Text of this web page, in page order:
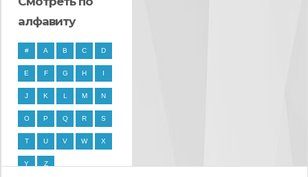
алфавиту
# A B C D
E F G H I
J K L M N
O P Q R S
T U V W X
Y Z